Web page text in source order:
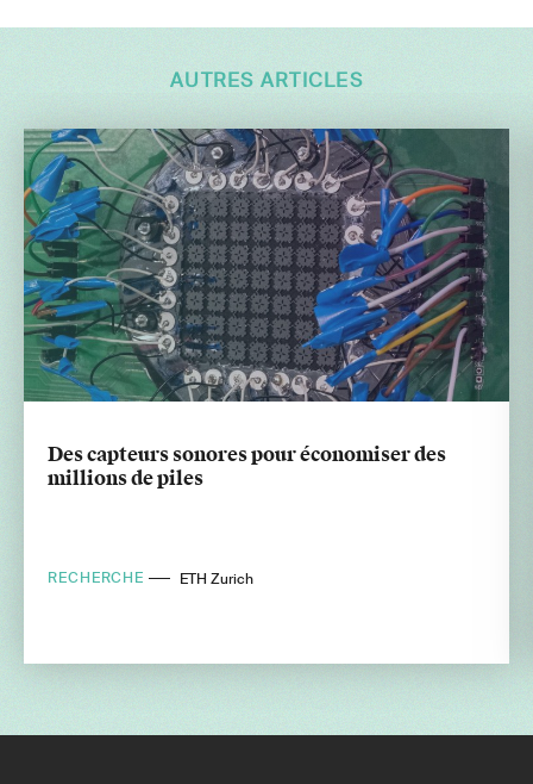
AUTRES ARTICLES
Des capteurs sonores pour économiser des
millions de piles
RECHERCHE ETH Zurich